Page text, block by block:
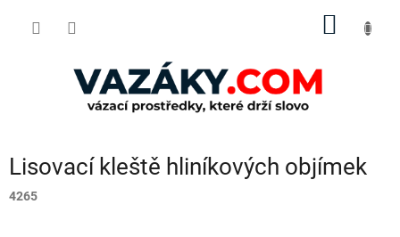
Lisovací kleště hliníkových objímek
4265